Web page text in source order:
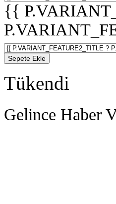
{{
Sepete Ekle
Tükendi
Gelince Haber